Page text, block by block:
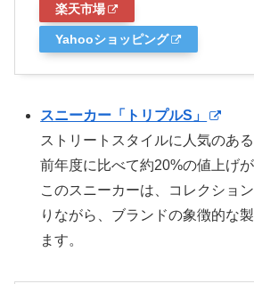
楽天市場
Yahooショッピング
スニーカー「トリプルS」
ストリートスタイルに人気のあ
前年度に比べて約20%の値上げが
このスニーカーは、コレクショ
りながら、ブランドの象徴的な
ます。